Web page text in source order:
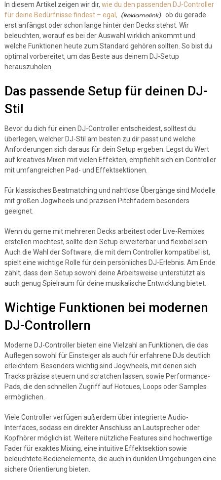
In diesem Artikel zeigen wir dir, wie du den passenden DJ-Controller
für deine Bedürfnisse findest – egal,
ob du gerade
erst anfängst oder schon lange hinter den Decks stehst. Wir
beleuchten, worauf es bei der Auswahl wirklich ankommt und
welche Funktionen heute zum Standard gehören sollten. So bist du
optimal vorbereitet, um das Beste aus deinem DJ-Setup
herauszuholen.
Das passende Setup für deinen DJ-
Stil
Bevor du dich für einen DJ-Controller entscheidest, solltest du
überlegen, welcher DJ-Stil am besten zu dir passt und welche
Anforderungen sich daraus für dein Setup ergeben. Legst du Wert
auf kreatives Mixen mit vielen Effekten, empfiehlt sich ein Controller
mit umfangreichen Pad- und Effektsektionen.
Für klassisches Beatmatching und nahtlose Übergänge sind Modelle
mit großen Jogwheels und präzisen Pitchfadern besonders
geeignet.
Wenn du gerne mit mehreren Decks arbeitest oder Live-Remixes
erstellen möchtest, sollte dein Setup erweiterbar und flexibel sein.
Auch die Wahl der Software, die mit dem Controller kompatibel ist,
spielt eine wichtige Rolle für dein persönliches DJ-Erlebnis. Am Ende
zählt, dass dein Setup sowohl deine Arbeitsweise unterstützt als
auch genug Spielraum für deine musikalische Entwicklung bietet.
Wichtige Funktionen bei modernen
DJ-Controllern
Moderne DJ-Controller bieten eine Vielzahl an Funktionen, die das
Auflegen sowohl für Einsteiger als auch für erfahrene DJs deutlich
erleichtern. Besonders wichtig sind Jogwheels, mit denen sich
Tracks präzise steuern und scratchen lassen, sowie Performance-
Pads, die den schnellen Zugriff auf Hotcues, Loops oder Samples
ermöglichen.
Viele Controller verfügen außerdem über integrierte Audio-
Interfaces, sodass ein direkter Anschluss an Lautsprecher oder
Kopfhörer möglich ist. Weitere nützliche Features sind hochwertige
Fader für exaktes Mixing, eine intuitive Effektsektion sowie
beleuchtete Bedienelemente, die auch in dunklen Umgebungen eine
sichere Orientierung bieten.